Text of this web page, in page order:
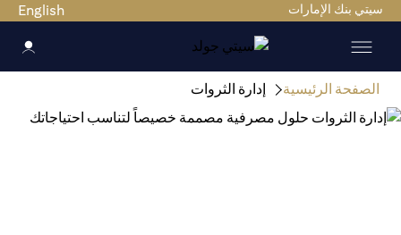
بنك الإمارات English
الرئيسية إدارة الثروات